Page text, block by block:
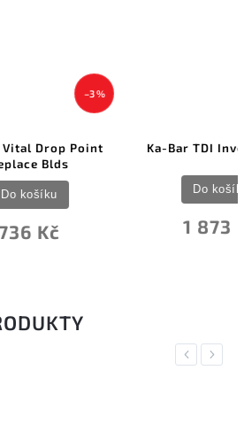
Ka-Bar TDI Investigator
Previous
Next